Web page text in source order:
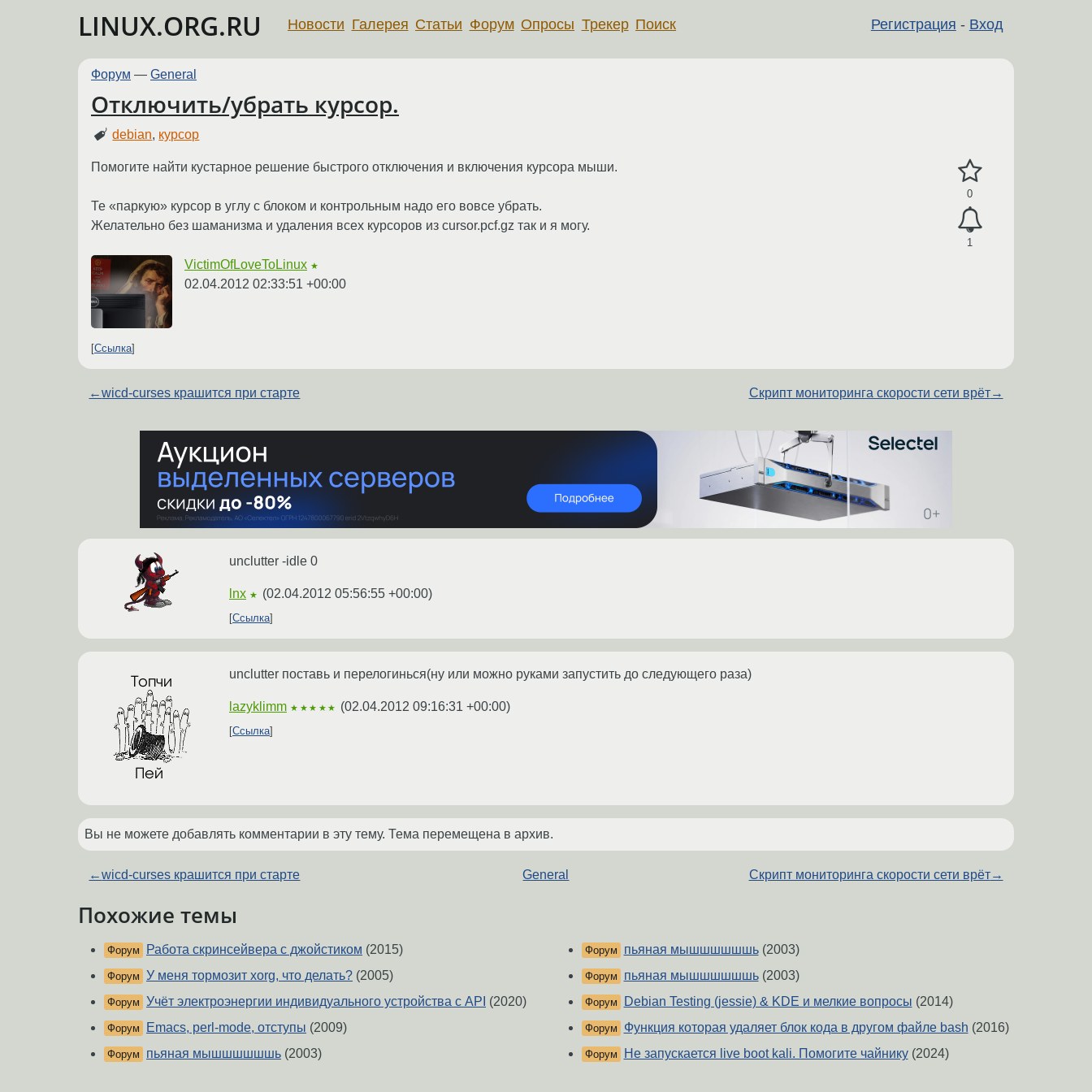
LINUX.ORG.RU Регистрация - Вход
Новости Галерея Статьи Форум Опросы Трекер Поиск
Форум — General
Отключить/убрать курсор.
debian, курсор
0
1
Помогите найти кустарное решение быстрого отключения и включения курсора мыши.
Те «паркую» курсор в углу с блоком и контрольным надо его вовсе убрать.
Желательно без шаманизма и удаления всех курсоров из cursor.pcf.gz так и я могу.
VictimOfLoveToLinux ★
02.04.2012 02:33:51 +00:00
Ссылка
←wicd-curses крашится при старте Скрипт мониторинга скорости сети врёт→
unclutter -idle 0
lnx ★ (02.04.2012 05:56:55 +00:00)
Ссылка
unclutter поставь и перелогинься(ну или можно руками запустить до следующего раза)
lazyklimm ★★★★★ (02.04.2012 09:16:31 +00:00)
Ссылка
Вы не можете добавлять комментарии в эту тему. Тема перемещена в архив.
←wicd-curses крашится при старте General Скрипт мониторинга скорости сети врёт→
Похожие темы
Форум Работа скринсейвера с джойстиком (2015)
Форум У меня тормозит xorg, что делать? (2005)
Форум Учёт электроэнергии индивидуального устройства с API (2020)
Форум Emacs, perl-mode, отступы (2009)
Форум пьяная мышшшшшшь (2003)
Форум пьяная мышшшшшшь(2003)
Форум пьяная мышшшшшшь(2003)
Форум Debian Testing (jessie) & KDE и мелкие вопросы (2014)
Форум Функция которая удаляет блок кода в другом файле bash (2016)
Форум Не запускается live boot kali. Помогите чайнику(2024)